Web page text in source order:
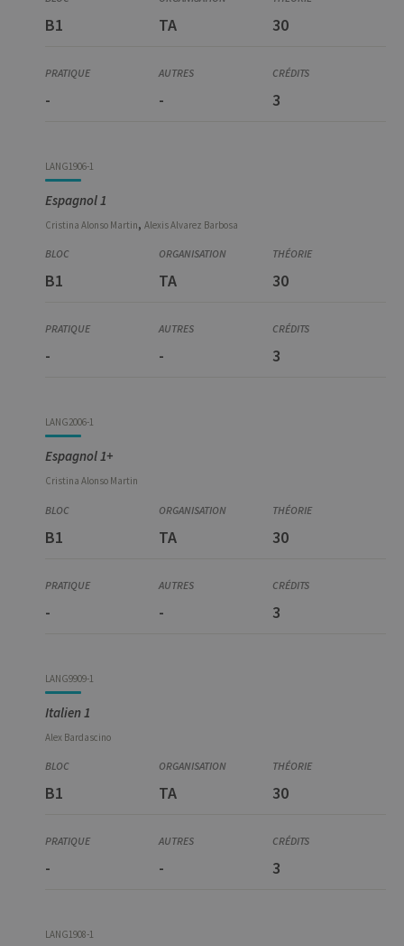
B1 TA 30
- - 3
LANG1906-1
Espagnol 1
Cristina Alonso Martin, AlexisAlvarez Barbosa
B1 TA 30
- - 3
LANG2006-1
Espagnol 1+
Cristina Alonso Martin
B1 TA 30
- - 3
LANG9909-1
Italien 1
Alex Bardascino
B1 TA 30
- - 3
LANG1908-1